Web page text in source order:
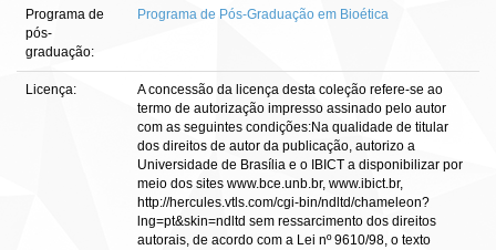
Programa de
pós-
graduação:
Programa de Pós-Graduação em Bioética
Licença:
A concessão da licença desta coleção refere-se ao
termo de autorização impresso assinado pelo autor
com as seguintes condições:Na qualidade de titular
dos direitos de autor da publicação, autorizo a
Universidade de Brasília e o IBICT a disponibilizar por
meio dos sites www.bce.unb.br, www.ibict.br,
http://hercules.vtls.com/cgi-bin/ndltd/chameleon?
lng=pt&skin=ndltd sem ressarcimento dos direitos
autorais, de acordo com a Lei nº 9610/98, o texto